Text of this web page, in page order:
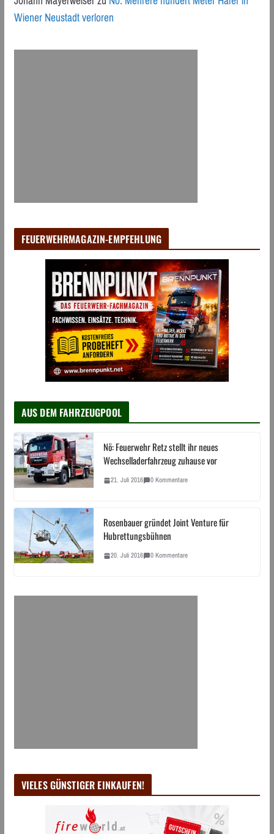
Wiener Neustadt verloren
FEUERWEHRMAGAZIN-EMPFEHLUNG
AUS DEM FAHRZEUGPOOL
Nö: Feuerwehr Retz stellt ihr neues
Wechselladerfahrzeug zuhause vor
21. Juli 2016 0 Kommentare
Rosenbauer gründet Joint Venture für
Hubrettungsbühnen
20. Juli 2016 0 Kommentare
VIELES GÜNSTIGER EINKAUFEN!